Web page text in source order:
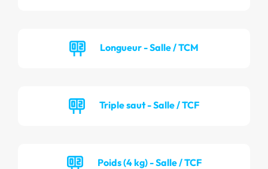
Longueur - Salle / TCM
Triple saut - Salle / TCF
Poids (4 kg) - Salle / TCF